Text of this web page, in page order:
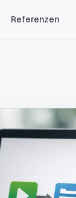
Referenzen